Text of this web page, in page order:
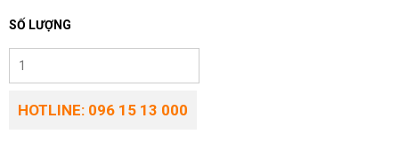
SỐ LƯỢNG
HOTLINE: 096 15 13 000